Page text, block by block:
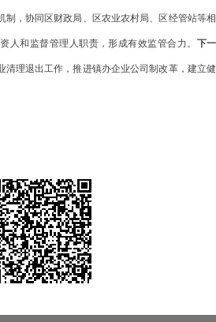
制，协同区财政局、区农业农村局、区经管站等相
人和监督管理人职责，形成有效监管合力。 下一
清理退出工作，推进镇办企业公司制改革，建立健